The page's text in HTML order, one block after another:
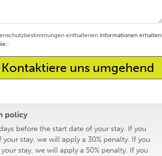
enthaltenen Informationen erhalten
policy
before the start date of your stay. If you
stay, we will apply a 30% penalty. If you
stay, we will apply a 50% penalty. If you